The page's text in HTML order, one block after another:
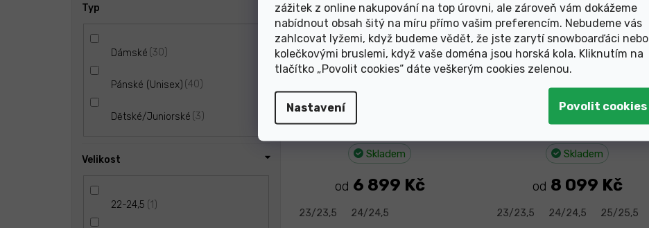
zážitek z online nakupování na top úrovni, ale zároveň vám dokážeme
nabídnout obsah šitý na míru přímo vašim preferencím. Nebudeme vás
zahlcovat lyžemi, když budeme vědět, že jste zarytí snowboarďáci nebo
kolečkovými bruslemi, když vaše doména jsou horská kola. Kliknutím na
tlačítko „Povolit cookies“ dáte veškerým cookies zelenou.
Nastavení
Typ
Dámské 30
Pánské (Unisex) 40
Dětské/Juniorské 3
Velikost
22-24,5 1
Výprodej
–38 %
Skladem
od 6 899 Kč
23/23,5 24/24,5
Výprodej
–30 %
Skladem
od 8 099 Kč
23/23,5 24/24,5 25/25,5